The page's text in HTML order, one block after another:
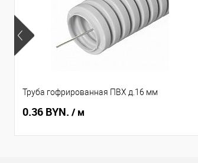
Труба гофрированная ПВХ д.16 мм
0.36 BYN. / м